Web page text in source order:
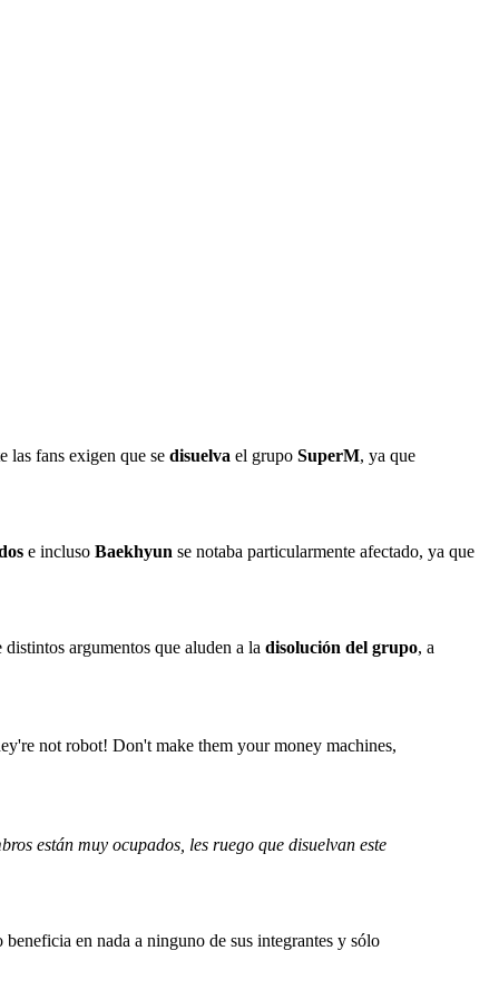
las fans exigen que se disuelva el grupo SuperM, ya que
e incluso Baekhyun se notaba particularmente afectado, ya que
argumentos que aluden a la disolución del grupo, a
not robot! Don't make them your money machines,
están muy ocupados, les ruego que disuelvan este
en nada a ninguno de sus integrantes y sólo